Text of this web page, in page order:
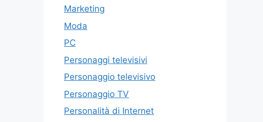
Marketing
Moda
PC
Personaggi televisivi
Personaggio televisivo
Personaggio TV
Personalità di Internet